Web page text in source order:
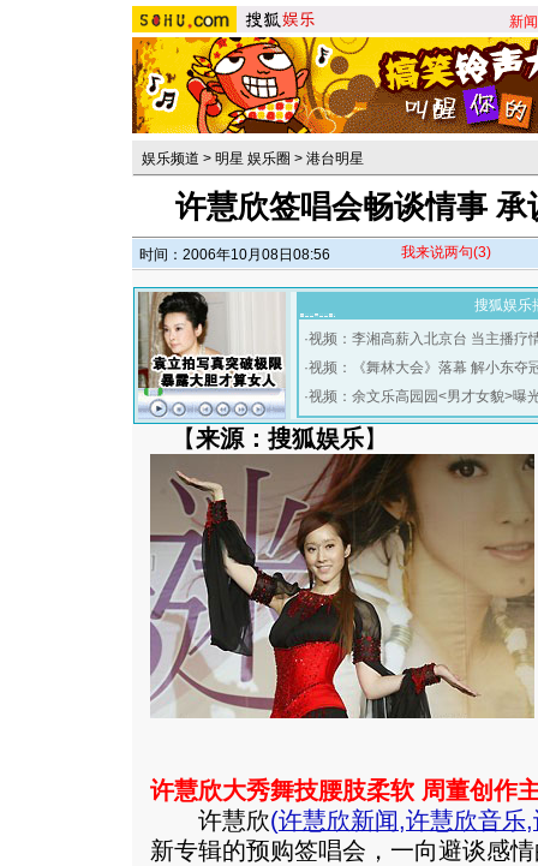
新闻
娱乐频道 > 明星 娱乐圈 > 港台明星
许慧欣签唱会畅谈情事
时间：2006年10月08日08:56 我来说两句(3)
搜狐娱乐
·视频：李湘高薪入北京台 当主播疗
·视频：《舞林大会》落幕 解小东夺
·视频：余文乐高园园<男才女貌>曝
【来源：搜狐娱乐】
许慧欣大秀舞技腰肢柔软 周董创作
许慧欣(许慧欣新闻,许慧欣音乐,
新专辑的预购签唱会，一向避谈感